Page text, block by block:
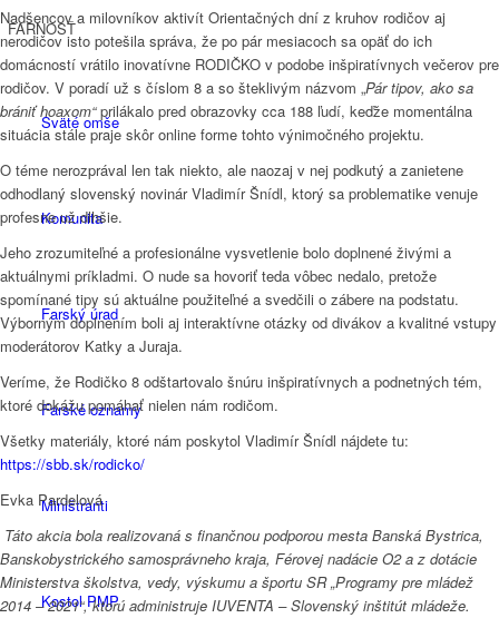
FARNOSŤ
Sväté omše
Komunita
Farský úrad
Farské oznamy
Miništranti
Kostol PMP
Nadšencov a milovníkov aktivít Orientačných dní z kruhov rodičov aj
nerodičov isto potešila správa, že po pár mesiacoch sa opäť do ich
domácností vrátilo inovatívne RODIČKO v podobe inšpiratívnych večerov pre
rodičov. V poradí už s číslom 8 a so šteklivým názvom „Pár tipov, ako sa
brániť hoaxom“prilákalo pred obrazovky cca 188 ľudí, keďže momentálna
situácia stále praje skôr online forme tohto výnimočného projektu.
O téme nerozprával len tak niekto, ale naozaj v nej podkutý a zanietene
odhodlaný slovenský novinár Vladimír Šnídl, ktorý sa problematike venuje
profesne už dlhšie.
Jeho zrozumiteľné a profesionálne vysvetlenie bolo doplnené živými a
aktuálnymi príkladmi. O nude sa hovoriť teda vôbec nedalo, pretože
spomínané tipy sú aktuálne použiteľné a svedčili o zábere na podstatu.
Výborným doplnením boli aj interaktívne otázky od divákov a kvalitné vstupy
moderátorov Katky a Juraja.
Veríme, že Rodičko 8 odštartovalo šnúru inšpiratívnych a podnetných tém,
ktoré dokážu pomáhať nielen nám rodičom.
Všetky materiály, ktoré nám poskytol Vladimír Šnídl nájdete tu:
https://sbb.sk/rodicko/
Evka Pardelová
Táto akcia bola realizovaná s finančnou podporou mesta Banská Bystrica,
Banskobystrického samosprávneho kraja, Férovej nadácie O2 a z dotácie
Ministerstva školstva, vedy, výskumu a športu SR „Programy pre mládež
2014 – 2021“, ktorú administruje IUVENTA – Slovenský inštitút mládeže.